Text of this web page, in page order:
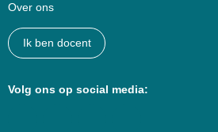
Over ons
Ik ben docent
Volg ons op social media: